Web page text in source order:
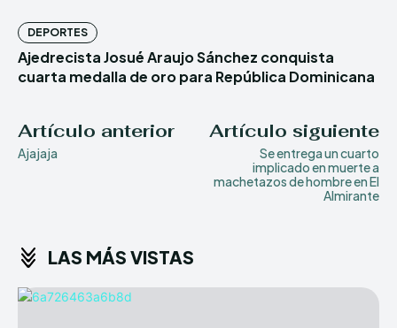
DEPORTES
Ajedrecista Josué Araujo Sánchez conquista
cuarta medalla de oro para República Dominicana
Artículo anterior
Ajajaja
Artículo siguiente
Se entrega un cuarto
implicado en muerte a
machetazos de hombre en El
Almirante
LAS MÁS VISTAS